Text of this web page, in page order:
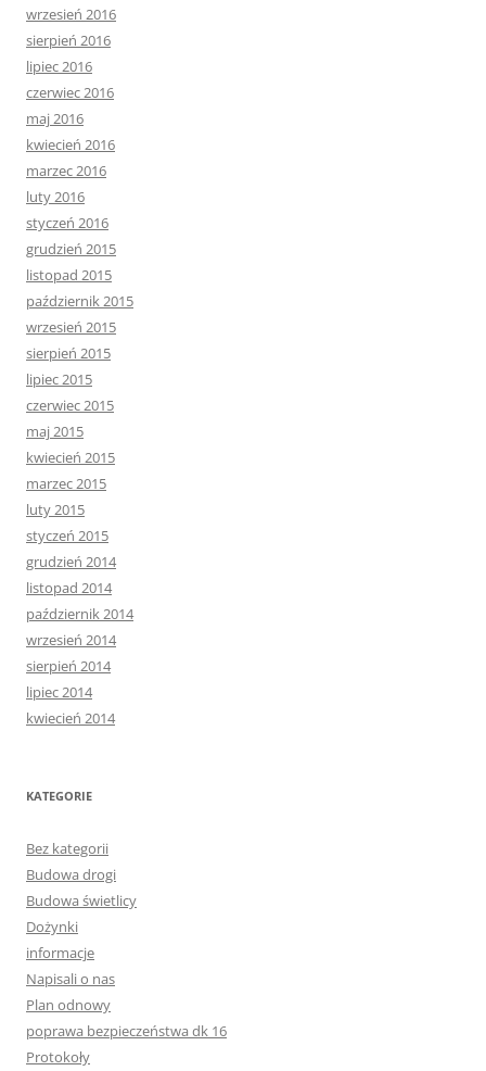
wrzesień 2016
sierpień 2016
lipiec 2016
czerwiec 2016
maj 2016
kwiecień 2016
marzec 2016
luty 2016
styczeń 2016
grudzień 2015
listopad 2015
październik 2015
wrzesień 2015
sierpień 2015
lipiec 2015
czerwiec 2015
maj 2015
kwiecień 2015
marzec 2015
luty 2015
styczeń 2015
grudzień 2014
listopad 2014
październik 2014
wrzesień 2014
sierpień 2014
lipiec 2014
kwiecień 2014
KATEGORIE
Bez kategorii
Budowa drogi
Budowa świetlicy
Dożynki
informacje
Napisali o nas
Plan odnowy
poprawa bezpieczeństwa dk 16
Protokoły